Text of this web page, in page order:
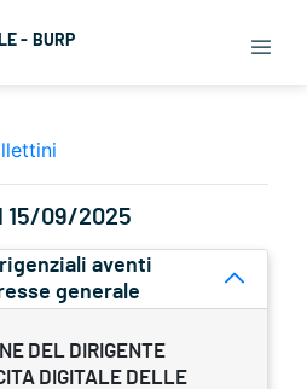
- BURP
15/09/2025
aventi
generale
DEL DIRIGENTE
DIGITALE DELLE